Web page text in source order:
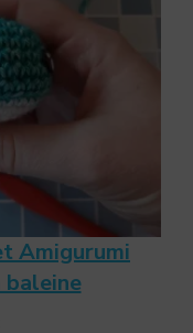
Amigurumi